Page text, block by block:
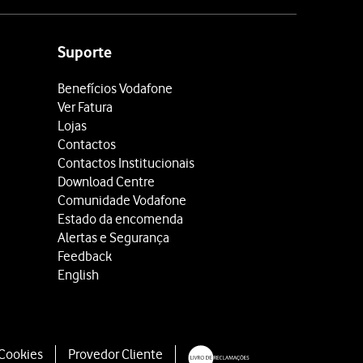
Suporte
Benefícios Vodafone
Ver Fatura
Lojas
Contactos
Contactos Institucionais
Download Centre
Comunidade Vodafone
Estado da encomenda
Alertas e Segurança
Feedback
English
Provedor Cliente